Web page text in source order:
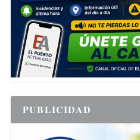
PUBLICIDAD